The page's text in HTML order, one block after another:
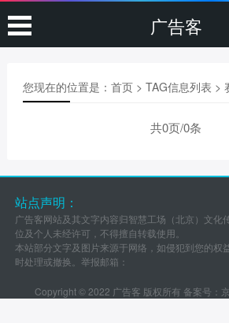
广告客
您现在的位置是： 首页> TAG信息列表 >
共0页/0条
站点声明：
广告客网站及其文字内容归智慧工场（北京）文化
位及个人未经许可，不得擅自转载使用。
本站部分文字及图片来源于网络，如侵犯到您的权
时处理或撤换。举报邮箱：
Copyright © 2022 广告客 版权所有 备案号：